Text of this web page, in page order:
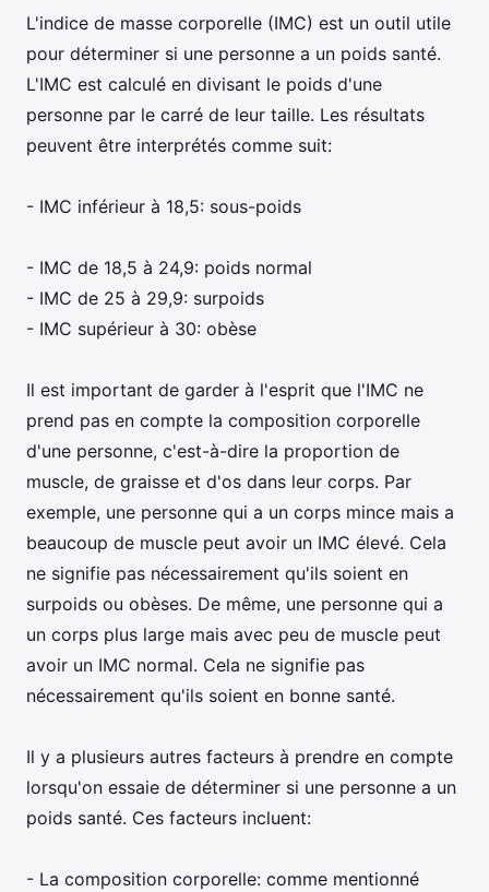
L'indice de masse corporelle (IMC) est un outil utile
pour déterminer si une personne a un poids santé.
L'IMC est calculé en divisant le poids d'une
personne par le carré de leur taille. Les résultats
peuvent être interprétés comme suit:
- IMC inférieur à 18,5: sous-poids
- IMC de 18,5 à 24,9: poids normal
- IMC de 25 à 29,9: surpoids
- IMC supérieur à 30: obèse
Il est important de garder à l'esprit que l'IMC ne
prend pas en compte la composition corporelle
d'une personne, c'est-à-dire la proportion de
muscle, de graisse et d'os dans leur corps. Par
exemple, une personne qui a un corps mince mais a
beaucoup de muscle peut avoir un IMC élevé. Cela
ne signifie pas nécessairement qu'ils soient en
surpoids ou obèses. De même, une personne qui a
un corps plus large mais avec peu de muscle peut
avoir un IMC normal. Cela ne signifie pas
nécessairement qu'ils soient en bonne santé.
Il y a plusieurs autres facteurs à prendre en compte
lorsqu'on essaie de déterminer si une personne a un
poids santé. Ces facteurs incluent:
- La composition corporelle: comme mentionné